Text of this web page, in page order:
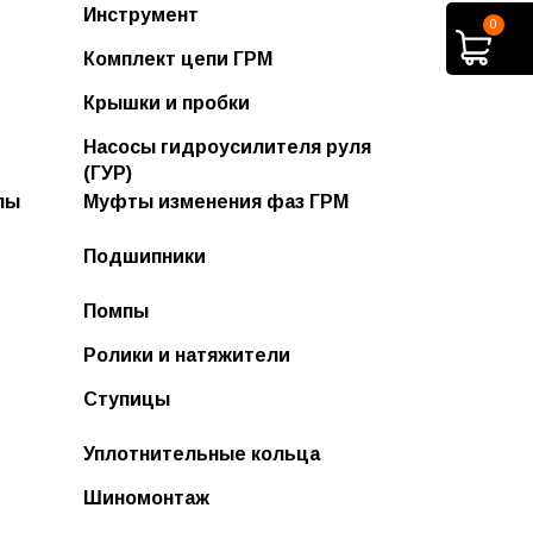
Втулки стабилизатора
Втулки ступицы
Сайлентблоки
Дворники зимние "Оптимум"
Дворники летние
Дворники летние ECONOM
Дворники силиконовые
Дворники универсальные
Ленты стеклоочистителя и
Инструмент
Комплект цепи ГРМ
Крышки и пробки
Насосы гидроусилителя руля
(ГУР)
Муфты изменения фаз ГРМ
Подшипники
Помпы
Ролики и натяжители
Ступицы
Уплотнительные кольца
Шиномонтаж
0